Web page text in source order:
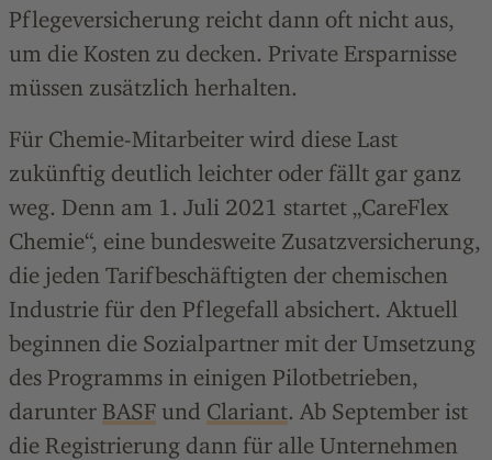
Pflegeversicherung reicht dann oft nicht aus,
um die Kosten zu decken. Private Ersparnisse
müssen zusätzlich herhalten.
Für Chemie-Mitarbeiter wird diese Last
zukünftig deutlich leichter oder fällt gar ganz
weg. Denn am 1. Juli 2021 startet „CareFlex
Chemie“, eine bundesweite Zusatzversicherung,
die jeden Tarifbeschäftigten der chemischen
Industrie für den Pflegefall absichert. Aktuell
beginnen die Sozialpartner mit der Umsetzung
des Programms in einigen Pilotbetrieben,
darunter BASF und Clariant. Ab September ist
die Registrierung dann für alle Unternehmen